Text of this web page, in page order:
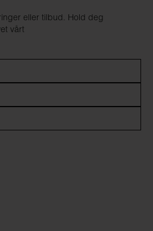
eller tilbud. Hold deg
vårt